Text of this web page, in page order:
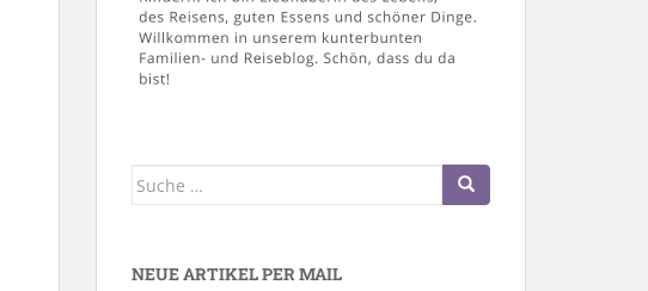
Suche
NEUE ARTIKEL PER MAIL